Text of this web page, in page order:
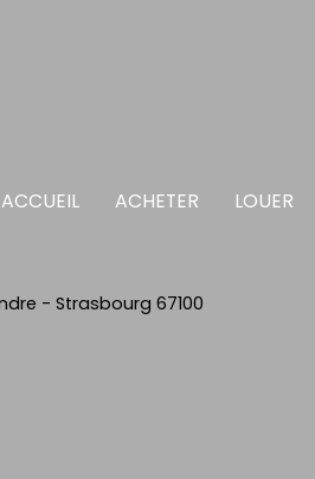
ACCUEIL ACHETER LOUER